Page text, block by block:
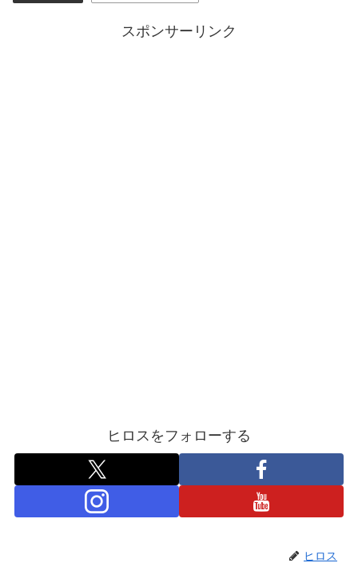
スポンサーリンク
ヒロスをフォローする
ヒロス